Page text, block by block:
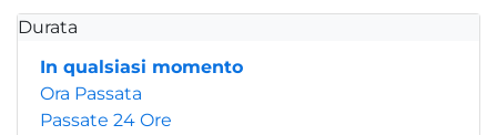
Durata
In qualsiasi momento
Ora Passata
Passate 24 Ore